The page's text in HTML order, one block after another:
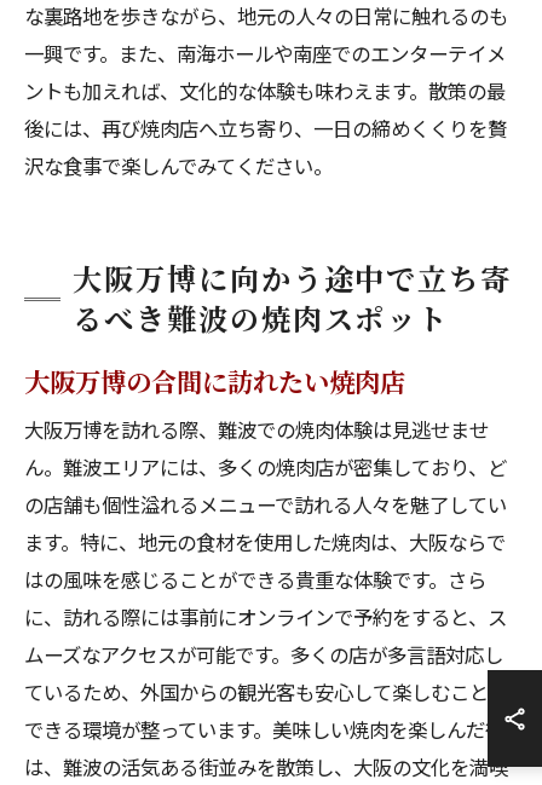
な裏路地を歩きながら、地元の人々の日常に触れるのも
一興です。また、南海ホールや南座でのエンターテイメ
ントも加えれば、文化的な体験も味わえます。散策の最
後には、再び焼肉店へ立ち寄り、一日の締めくくりを贅
沢な食事で楽しんでみてください。
大阪万博に向かう途中で立ち寄
るべき難波の焼肉スポット
大阪万博の合間に訪れたい焼肉店
大阪万博を訪れる際、難波での焼肉体験は見逃せませ
ん。難波エリアには、多くの焼肉店が密集しており、ど
の店舗も個性溢れるメニューで訪れる人々を魅了してい
ます。特に、地元の食材を使用した焼肉は、大阪ならで
はの風味を感じることができる貴重な体験です。さら
に、訪れる際には事前にオンラインで予約をすると、ス
ムーズなアクセスが可能です。多くの店が多言語対応し
ているため、外国からの観光客も安心して楽しむことが
できる環境が整っています。美味しい焼肉を楽しんだ後
は、難波の活気ある街並みを散策し、大阪の文化を満喫